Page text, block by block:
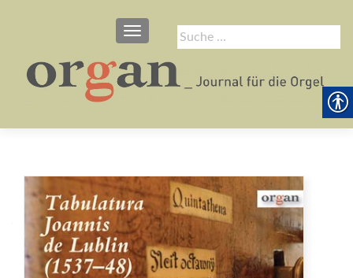
Suche
nach:
SCHALTE NAVIGATION